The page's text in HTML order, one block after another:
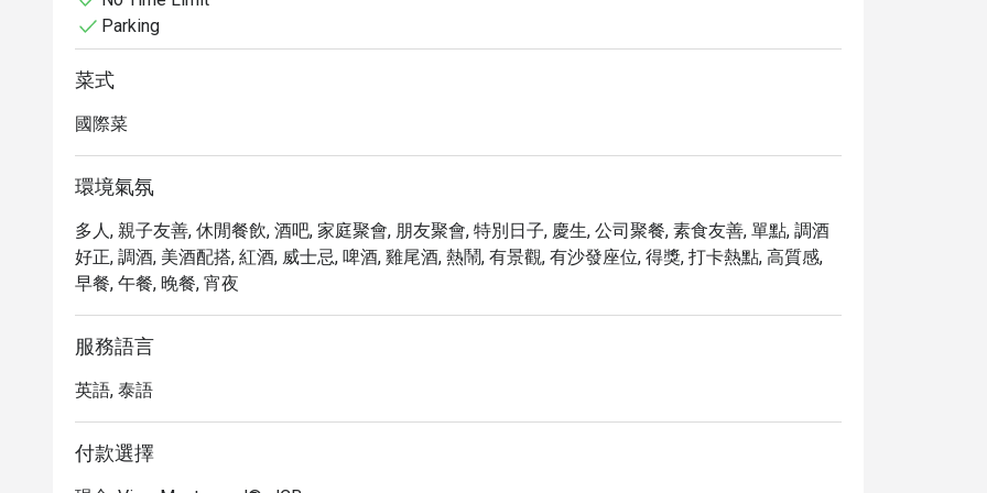
達 5 折的獨家優惠，以最超值的價格體驗這座奢華的度假天堂。
Parking
菜式
國際菜
環境氣氛
多人, 親子友善, 休閒餐飲, 酒吧, 家庭聚會, 朋友聚會, 特別日子, 慶生, 公司聚餐, 素食友善, 單點, 調酒
好正, 調酒, 美酒配搭, 紅酒, 威士忌, 啤酒, 雞尾酒, 熱鬧, 有景觀, 有沙發座位, 得獎, 打卡熱點, 高質感,
早餐, 午餐, 晚餐, 宵夜
服務語言
英語, 泰語
付款選擇